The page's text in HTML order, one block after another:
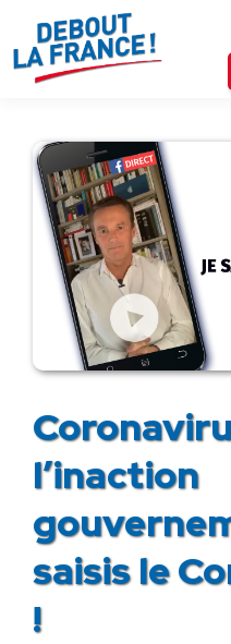
l’inaction
saisis le
!
Panneau de gestion des